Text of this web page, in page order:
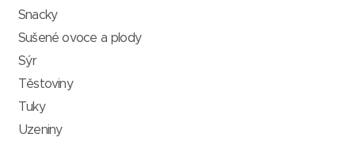
Snacky
Sušené ovoce a plody
Sýr
Těstoviny
Tuky
Uzeniny